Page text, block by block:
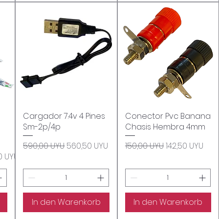
Schnellansicht
Cargador 7.4v 4 Pines
Sm-2p/4p
Standardpreis
590,00 UYU Sale-Preis
560,50 UYU
In den Warenkorb
Schnellansicht
Conector Pvc Banana
Chasis Hembra 4mm
Standardpreis
150,00 UYUSale-Preis
142,50 UYU
In den Warenkorb